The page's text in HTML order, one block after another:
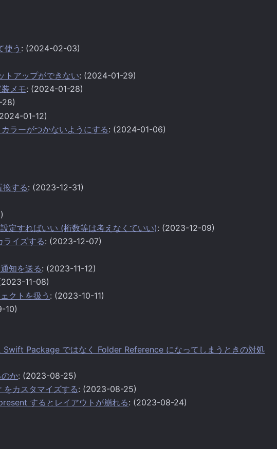
使う : (2024-02-03)
アップができない: (2024-01-29)
メモ: (2024-01-28)
01-12)
ラーがつかないようにする: (2024-01-06)
する: (2023-12-31)
定すればいい (桁数等は考えなくていい): (2023-12-09)
イズする: (2023-12-07)
知を送る: (2023-11-12)
11-08)
クトを扱う : (2023-10-11)
10)
Package ではなく Folder Reference になってしまうときの対処
か: (2023-08-25)
カスタマイズする: (2023-08-25)
するとレイアウトが崩れる: (2023-08-24)